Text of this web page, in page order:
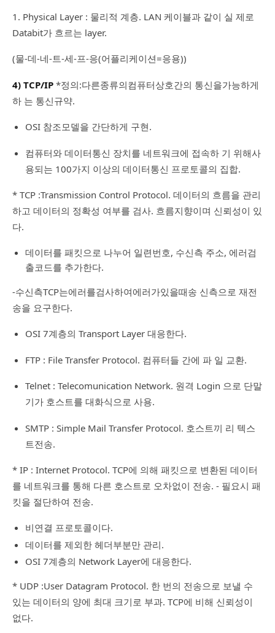
1. Physical Layer : 물리적 계층. LAN 케이블과 같이 실 제로
Databit가 흐르는 layer.
(물-데-네-트-세-프-응(어플리케이션=응용))
4) TCP/IP *정의:다른종류의컴퓨터상호간의 통신을가능하게
하 는 통신규약.
OSI 참조모델을 간단하게 구현.
컴퓨터와 데이터통신 장치를 네트워크에 접속하 기 위해사
용되는 100가지 이상의 데이터통신 프로토콜의 집합.
* TCP :Transmission Control Protocol. 데이터의 흐름을 관리
하고 데이터의 정확성 여부를 검사. 흐름지향이며 신뢰성이 있
다.
데이터를 패킷으로 나누어 일련번호, 수신측 주소, 에러검
출코드를 추가한다.
-수신측TCP는에러를검사하여에러가있을때송 신측으로 재전
송을 요구한다.
OSI 7계층의 Transport Layer 대응한다.
FTP : File Transfer Protocol. 컴퓨터들 간에 파 일 교환.
Telnet : Telecomunication Network. 원격 Login 으로 단말
기가 호스트를 대화식으로 사용.
SMTP : Simple Mail Transfer Protocol. 호스트끼 리 텍스
트전송.
* IP : Internet Protocol. TCP에 의해 패킷으로 변환된 데이터
를 네트워크를 통해 다른 호스트로 오차없이 전송. - 필요시 패
킷을 절단하여 전송.
비연결 프로토콜이다.
데이터를 제외한 헤더부분만 관리.
OSI 7계층의 Network Layer에 대응한다.
* UDP :User Datagram Protocol. 한 번의 전송으로 보낼 수
있는 데이터의 양에 최대 크기로 부과. TCP에 비해 신뢰성이
없다.